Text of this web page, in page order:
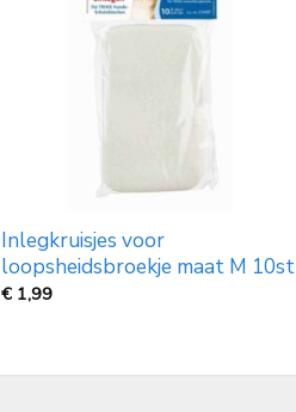
Inlegkruisjes voor
loopsheidsbroekje maat M 10st
€ 1,99